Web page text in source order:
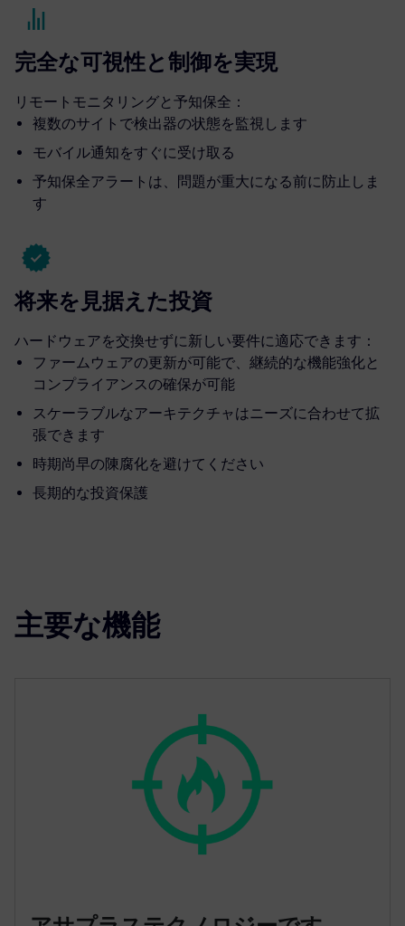
完全な可視性と制御を実現
リモートモニタリングと予知保全：
複数のサイトで検出器の状態を監視します
モバイル通知をすぐに受け取る
予知保全アラートは、問題が重大になる前に防止しま
す
将来を見据えた投資
ハードウェアを交換せずに新しい要件に適応できます：
ファームウェアの更新が可能で、継続的な機能強化と
コンプライアンスの確保が可能
スケーラブルなアーキテクチャはニーズに合わせて拡
張できます
時期尚早の陳腐化を避けてください
長期的な投資保護
主要な機能